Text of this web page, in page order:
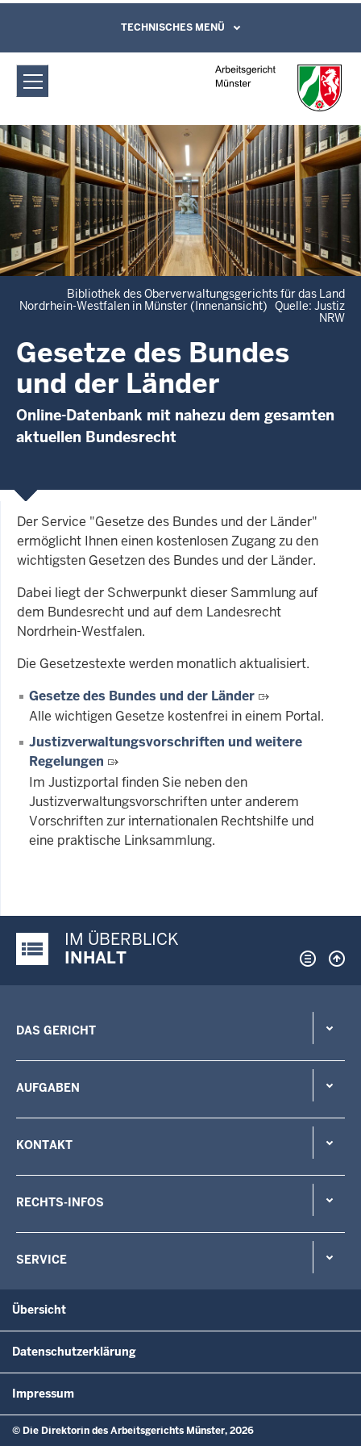
Arbeitsgericht Münster: Gesetze
(Bund/Länder)
Direkt zum Inhalt
Leichte Sprache, Gebärdensprachenvideo
und Kontaktformular
TECHNISCHES MENÜ
Bibliothek des Oberverwaltungsgerichts für das Land
Nordrhein-Westfalen in Münster (Innenansicht) Quelle: Justiz
NRW
Gesetze des Bundes
und der Länder
Online-Datenbank mit nahezu dem gesamten
aktuellen Bundesrecht
Der Service "Gesetze des Bundes und der Länder"
ermöglicht Ihnen einen kostenlosen Zugang zu den
wichtigsten Gesetzen des Bundes und der Länder.
Dabei liegt der Schwerpunkt dieser Sammlung auf
dem Bundesrecht und auf dem Landesrecht
Nordrhein-Westfalen.
Die Gesetzestexte werden monatlich aktualisiert.
Gesetze des Bundes und der Länder
Alle wichtigen Gesetze kostenfrei in einem Portal.
Justizverwaltungsvorschriften und weitere
Regelungen
Im Justizportal finden Sie neben den
Justizverwaltungsvorschriften unter anderem
Vorschriften zur internationalen Rechtshilfe und
eine praktische Linksammlung.
Justiz-Portal im Überblick:
IM ÜBERBLICK
INHALT
DAS GERICHT
AUFGABEN
KONTAKT
RECHTS-INFOS
SERVICE
Übersicht
Datenschutzerklärung
Impressum
© Die Direktorin des Arbeitsgerichts Münster, 2026